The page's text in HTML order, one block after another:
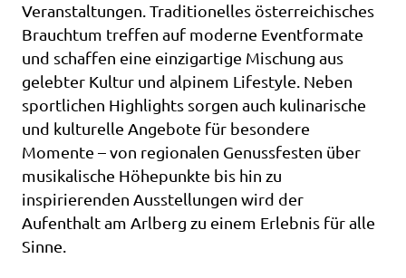
Veranstaltungen. Traditionelles österreichisches
Brauchtum treffen auf moderne Eventformate
und schaffen eine einzigartige Mischung aus
gelebter Kultur und alpinem Lifestyle. Neben
sportlichen Highlights sorgen auch kulinarische
und kulturelle Angebote für besondere
Momente – von regionalen Genussfesten über
musikalische Höhepunkte bis hin zu
inspirierenden Ausstellungen wird der
Aufenthalt am Arlberg zu einem Erlebnis für alle
Sinne.